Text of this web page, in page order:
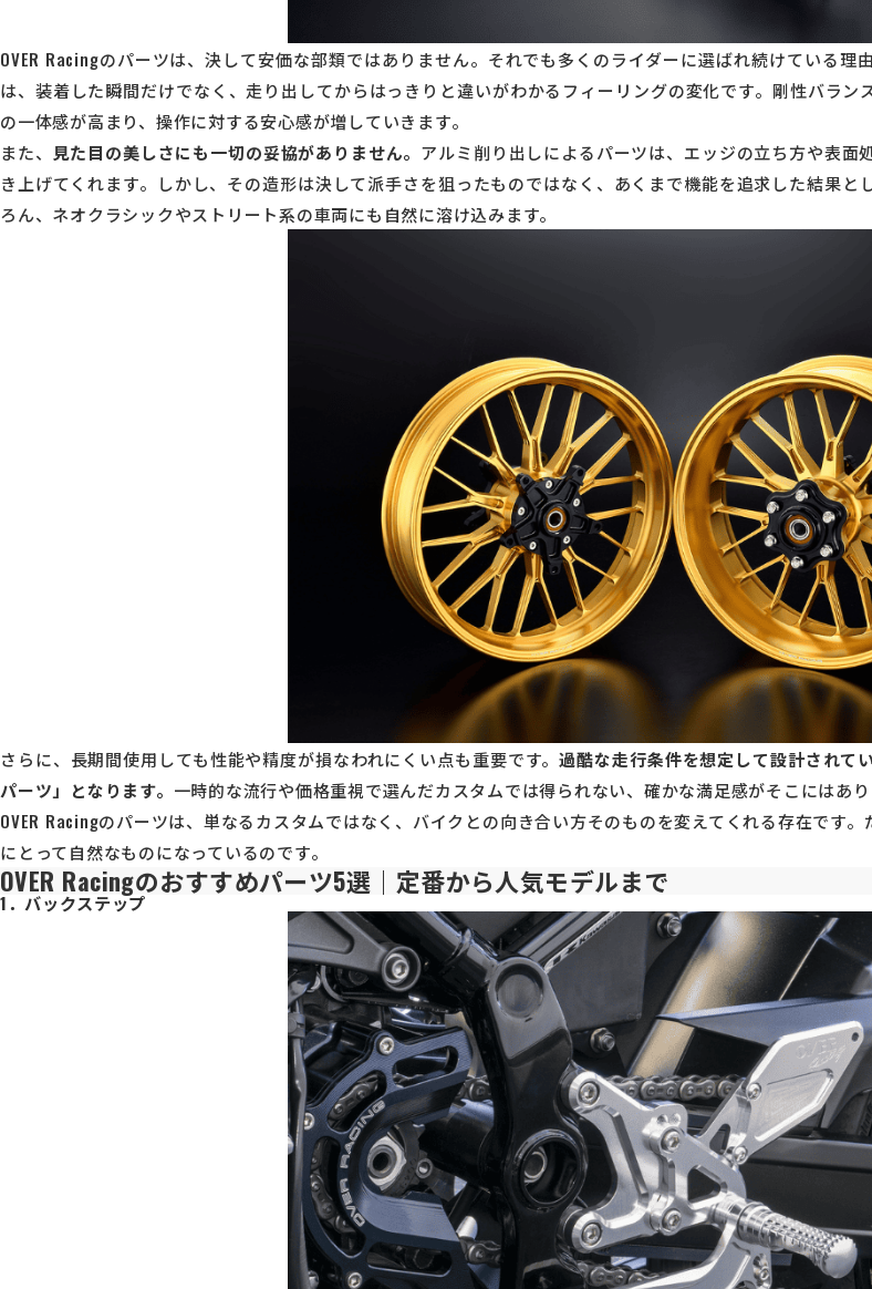
OVER Racingのパーツは、決して安価な部類ではありません。それでも多くのライダーに選ばれ続けている理
は、装着した瞬間だけでなく、走り出してからはっきりと違いがわかるフィーリングの変化です。剛性バラ
の一体感が高まり、操作に対する安心感が増していきます。
また、 見た目の美しさにも一切の妥協がありません。 アルミ削り出しによるパーツは、エッジの立ち方や表
き上げてくれます。しかし、その造形は決して派手さを狙ったものではなく、あくまで機能を追求した結果
ろん、ネオクラシックやストリート系の車両にも自然に溶け込みます。
さらに、長期間使用しても性能や精度が損なわれにくい点も重要です。過酷な走行条件を想定して設計されて
パーツ」となります。 一時的な流行や価格重視で選んだカスタムでは得られない、確かな満足感がそこにはあり
OVER Racingのパーツは、単なるカスタムではなく、バイクとの向き合い方そのものを変えてくれる存在です
にとって自然なものになっているのです。
OVER Racingのおすすめパーツ5選｜定番から人気モデルまで
1．バックステップ